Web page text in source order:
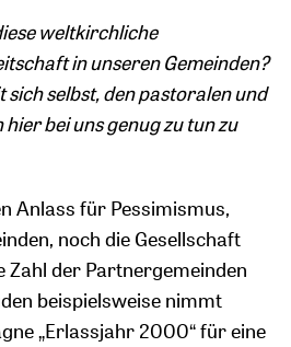
weltkirchliche
in unseren Gemeinden?
sich selbst, den pastoralen und
bei uns genug zu tun zu
Anlass für Pessimismus,
noch die Gesellschaft
Zahl der Partnergemeinden
beispielsweise nimmt
„Erlassjahr 2000“ für eine